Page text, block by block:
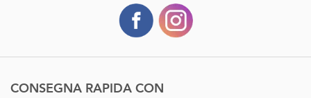
CONSEGNA RAPIDA CON